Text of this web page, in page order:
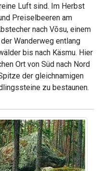
Luft sind. Im Herbst
Preiselbeeren am
nach Võsu, einem
Wanderweg entlang
bis nach Käsmu. Hier
Ort von Süd nach Nord
der gleichnamigen
zu bestaunen.